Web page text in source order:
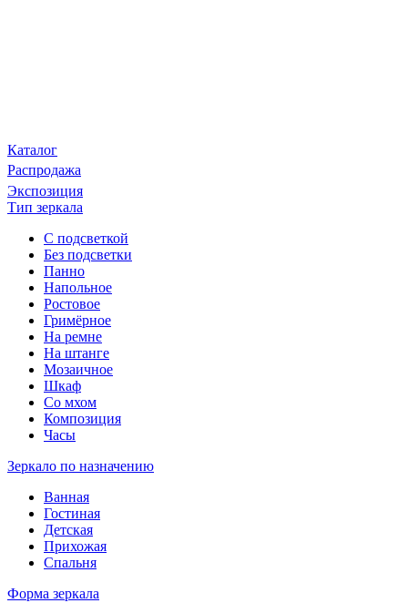
Каталог
Распродажа
Экспозиция
Тип зеркала
С подсветкой
Без подсветки
Панно
Напольное
Ростовое
Гримёрное
На ремне
На штанге
Мозаичное
Шкаф
Со мхом
Композиция
Часы
Зеркало по назначению
Ванная
Гостиная
Детская
Прихожая
Спальня
Форма зеркала